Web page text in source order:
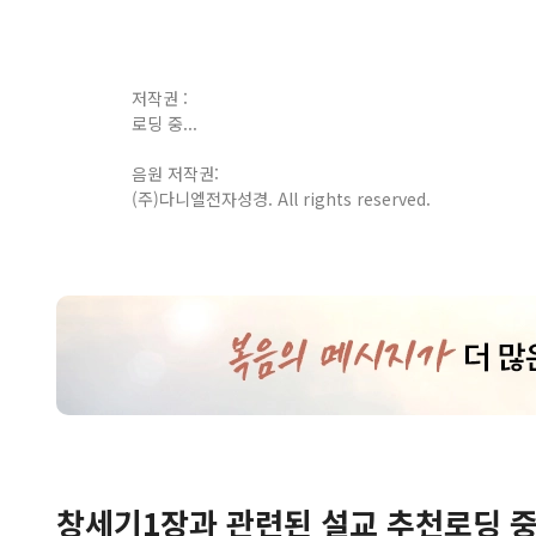
저작권 :
로딩 중...
음원 저작권:
(주)다니엘전자성경. All rights reserved.
창세기1장과 관련된 설교 추천로딩